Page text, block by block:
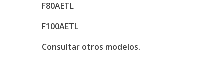
F80AETL
F100AETL
Consultar otros modelos.